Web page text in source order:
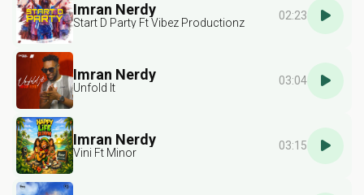
Imran Nerdy
Start D Party Ft Vibez Productionz
02:23
Imran Nerdy
Unfold It
03:04
Imran Nerdy
Vini Ft Minor
03:15